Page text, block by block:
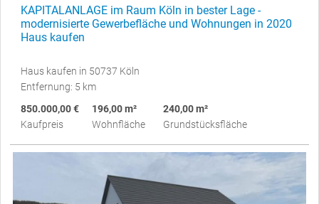
KAPITALANLAGE im Raum Köln in bester Lage -
modernisierte Gewerbefläche und Wohnungen in 2020
Haus kaufen
Haus kaufen in 50737 Köln
Entfernung: 5 km
850.000,00 €
Kaufpreis
196,00 m²
Wohnfläche
240,00 m²
Grundstücksfläche